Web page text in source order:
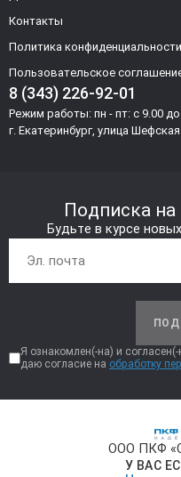
Контакты
Политика конфиденциальности
Пользовательское
8 (343) 226-92-01
Режим работы: пн - пт: с 9.00 до
г. Екатеринбург, улица
Подписка на
Будьте в курсе
Я ознакомлен(-на) и согласен(-
даю согласие на обработку
ООО ПКФ
У ВАС